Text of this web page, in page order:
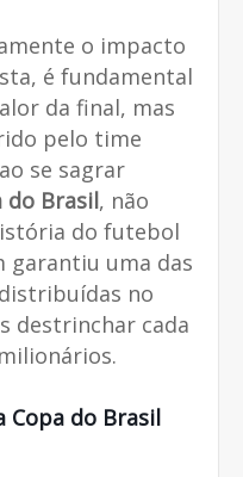
o impacto
é fundamental
da final, mas
pelo time
se sagrar
do Brasil, não
do futebol
garantiu uma das
no
destrinchar cada
Copa do Brasil